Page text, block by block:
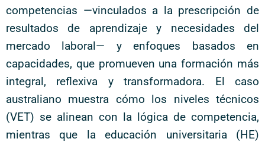
competencias —vinculados a la prescripción de
resultados de aprendizaje y necesidades del
mercado laboral— y enfoques basados en
capacidades, que promueven una formación más
integral, reflexiva y transformadora. El caso
australiano muestra cómo los niveles técnicos
(VET) se alinean con la lógica de competencia,
mientras que la educación universitaria (HE)